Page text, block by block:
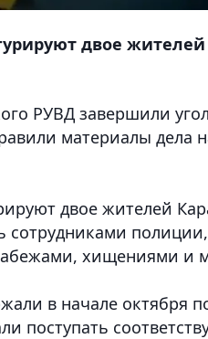
двое жителей
РУВД завершили
материалы дела
двое жителей
сотрудниками
хищениями и
в начале октября
поступать